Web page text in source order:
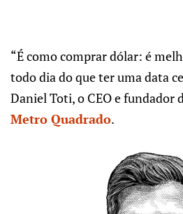
“É como comprar dólar: é
todo dia do que ter uma data
Daniel Toti, o CEO e fundador
Metro Quadrado.